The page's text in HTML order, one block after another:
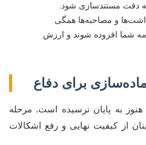
به دقت مستندسازی شود.
و مصاحبه‌ها همگی
شما افزوده شوند و ارزش
برای دفاع
به پایان نرسیده است. مرحله
از کیفیت نهایی و رفع اشکالات